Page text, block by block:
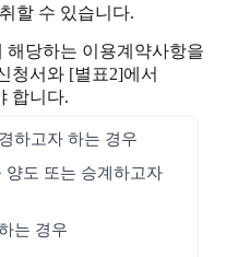
할 수 있습니다.
당하는 이용계약사항을
청서와 [별표2]에서
합니다.
하고자 하는 경우
양도 또는 승계하고자
는 경우